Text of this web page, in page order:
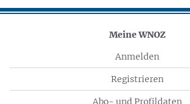
Meine WNOZ
Anmelden
Registrieren
Abo- und Profildaten